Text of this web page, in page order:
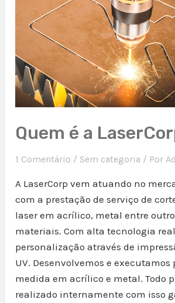
Quem é a
1 Comentário / Sem categoria / Por
A LaserCorp vem atuando no
com a prestação de serviço de
laser em acrílico, metal entre
materiais. Com alta tecnologia
personalização através de
UV. Desenvolvemos e executamos
medida em acrílico e metal. Todo
realizado internamente com isso